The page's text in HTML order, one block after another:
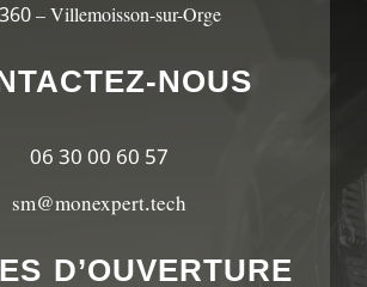
– Villemoisson-sur-Orge
NOUS
06 30 00 60 57
sm@monexpert.tech
D’OUVERTURE